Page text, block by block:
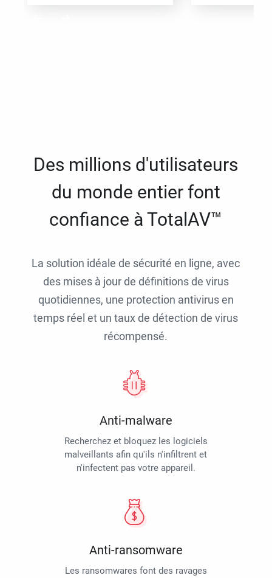
Des millions d'utilisateurs
du monde entier font
confiance à TotalAV™
La solution idéale de sécurité en ligne, avec
des mises à jour de définitions de virus
quotidiennes, une protection antivirus en
temps réel et un taux de détection de virus
récompensé.
Anti-malware
Recherchez et bloquez les logiciels
malveillants afin qu'ils n'infiltrent et
n'infectent pas votre appareil.
Anti-ransomware
Les ransomwares font des ravages